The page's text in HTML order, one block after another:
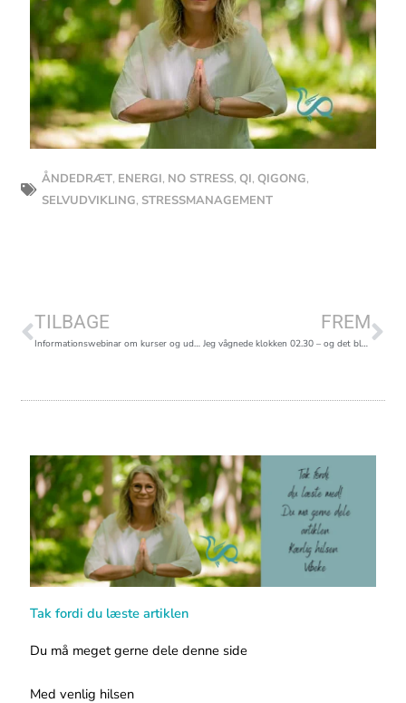
ÅNDEDRÆT, ENERGI, NO STRESS, QI, QIGONG,
SELVUDVIKLING, STRESSMANAGEMENT
TILBAGE
Informationswebinar om kurser og uddannelser
FREM
Jeg vågnede klokken 02.30 – og det blev en vigtig påmindelse om mental nulstilling
Tak fordi du læste artiklen
Du må meget gerne dele denne side
Med venlig hilsen